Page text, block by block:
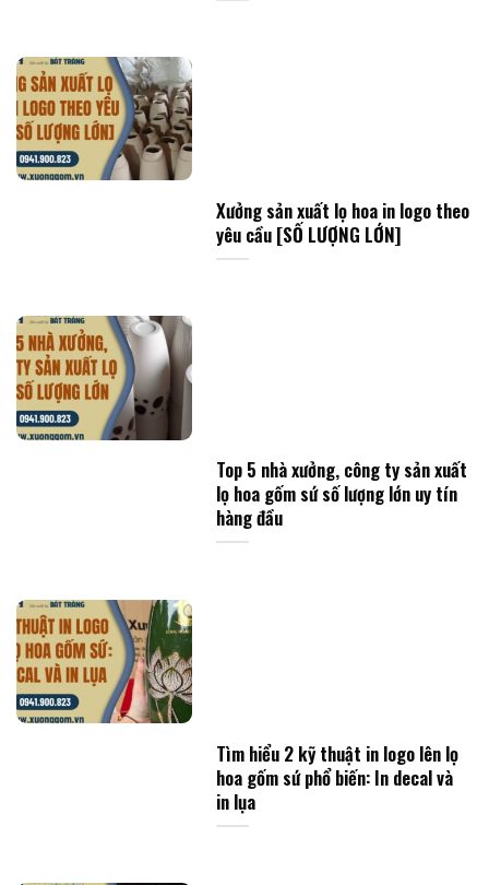
Xưởng sản xuất lọ hoa in logo theo
yêu cầu [SỐ LƯỢNG LỚN]
Top 5 nhà xưởng, công ty sản xuất
lọ hoa gốm sứ số lượng lớn uy tín
hàng đầu
Tìm hiểu 2 kỹ thuật in logo lên lọ
hoa gốm sứ phổ biến: In decal và
in lụa